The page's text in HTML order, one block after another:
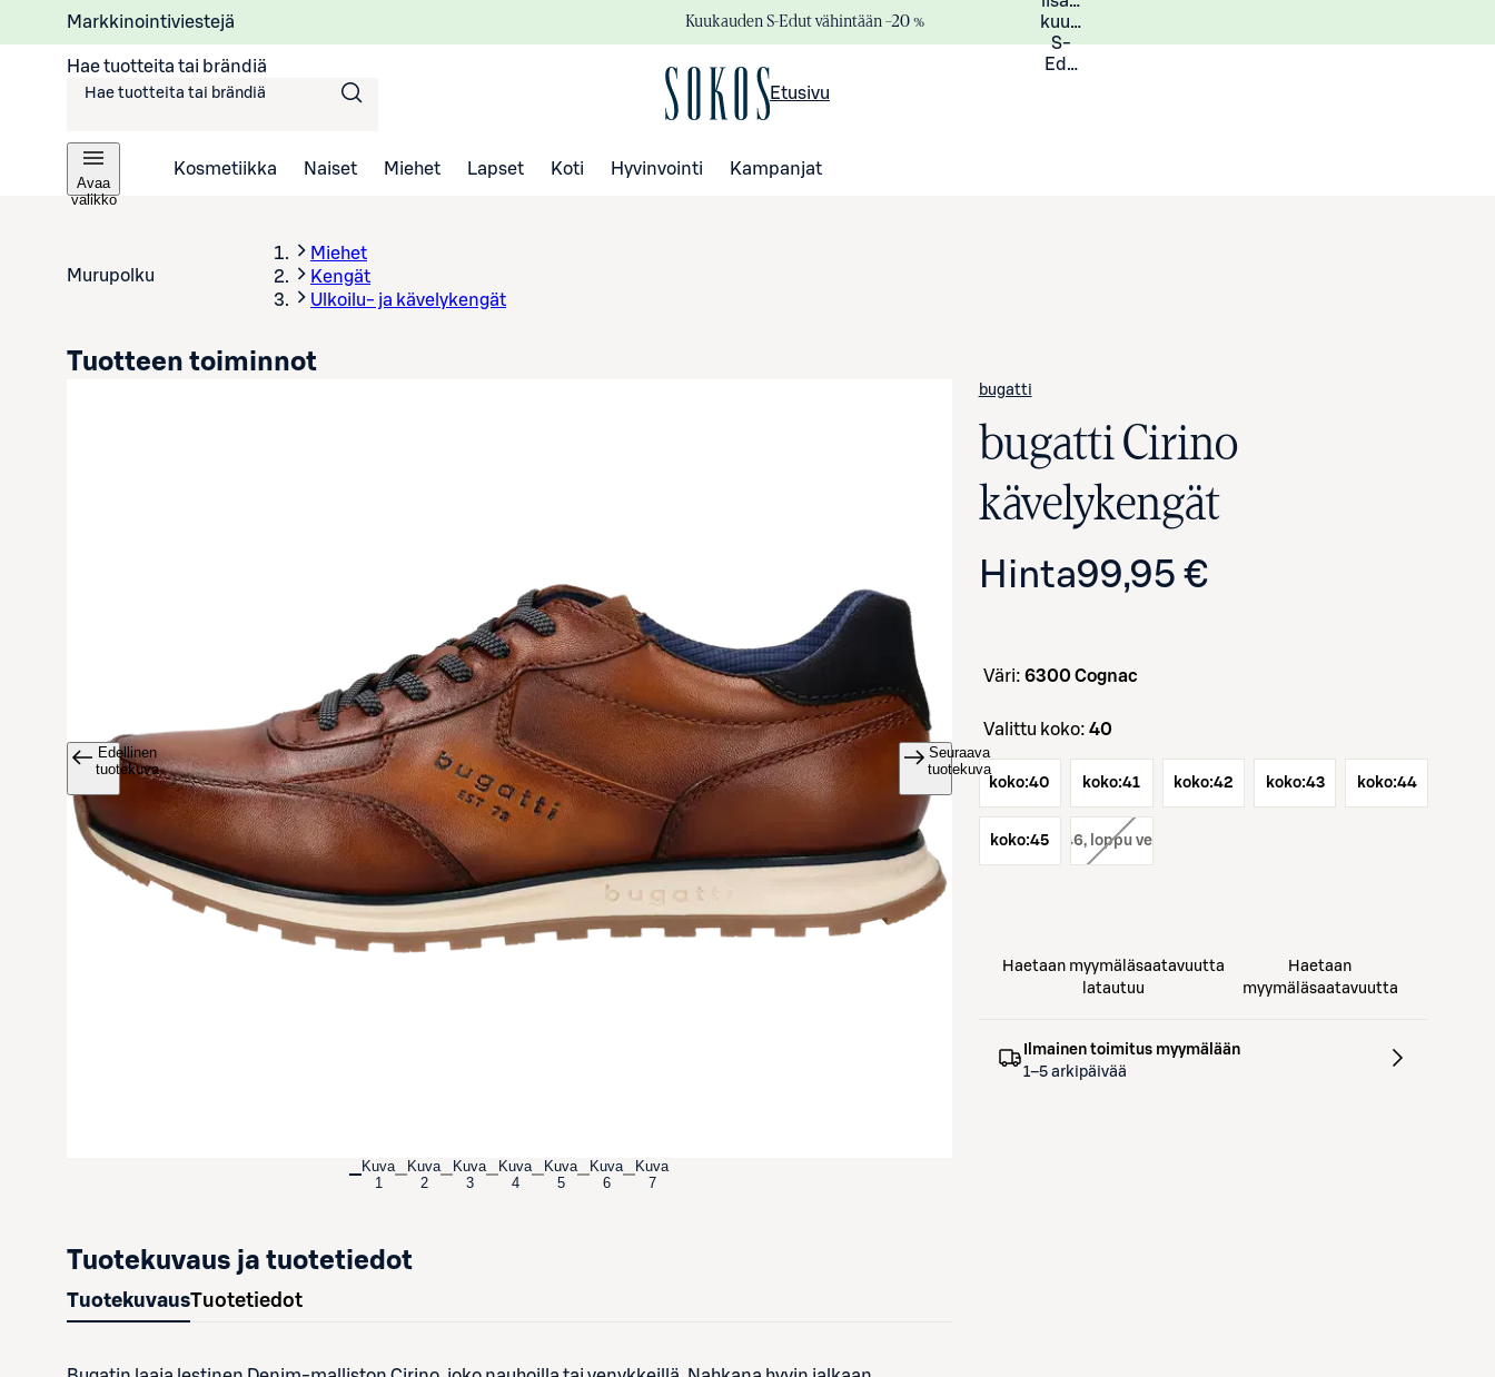
Markkinointiviestejä Kuukauden S-Edut vähintään –20 %
kuukauden
S-
Eduista
Hae tuotteita tai brändiä
Etusivu
Avaa
valikko
Kosmetiikka Naiset Miehet Lapset Koti Hyvinvointi Kampanjat
Murupolku
Miehet
Kengät
Ulkoilu- ja kävelykengät
Avaa tuotekuva suurennettuna
Edellinen
tuotekuva
Seuraava
tuotekuva
Kuva
1
Kuva
2
Kuva
3
Kuva
4
Kuva
5
Kuva
6
Kuva
7
bugatti
bugatti Cirino
kävelykengät
Hinta99,95 €
Tuotteen toiminnot
väri: 6300 Cognac
Valittu koko: 40
koko:40 koko:41 koko:42 koko:43 koko:44
koko:45
koko: 46, loppu verkosta
Haetaan myymäläsaatavuutta
latautuu
Haetaan
myymäläsaatavuutta
Ilmainen toimitus myymälään
1–5 arkipäivää
Tuotekuvaus ja tuotetiedot
TuotekuvausTuotetiedot